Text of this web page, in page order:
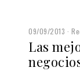
09/09/2013
Las